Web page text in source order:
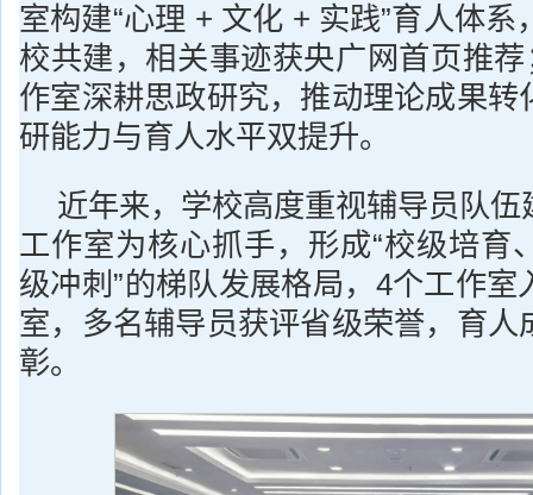
室构建“心理 + 文化 + 实践”育人体系
校共建，相关事迹获央广网首页推荐
作室深耕思政研究，推动理论成果转
研能力与育人水平双提升。
近年来，学校高度重视辅导员队
工作室为核心抓手，形成“校级培育
级冲刺”的梯队发展格局，4个工作室
室，多名辅导员获评省级荣誉，育人
彰。